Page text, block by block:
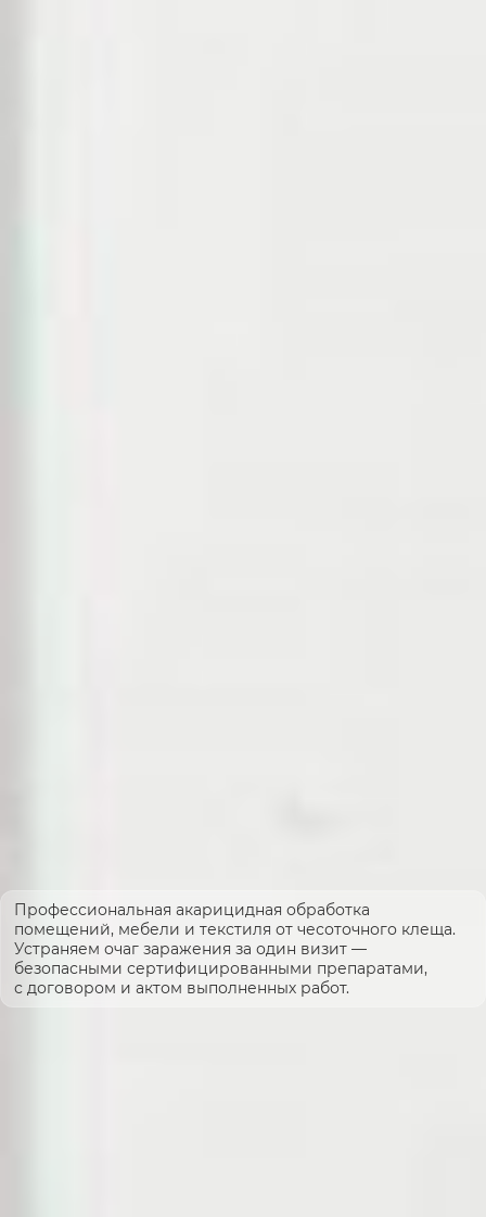
Профессиональная акарицидная обработка
помещений, мебели и текстиля от чесоточного клеща.
Устраняем очаг заражения за один визит —
безопасными сертифицированными препаратами,
с договором и актом выполненных работ.